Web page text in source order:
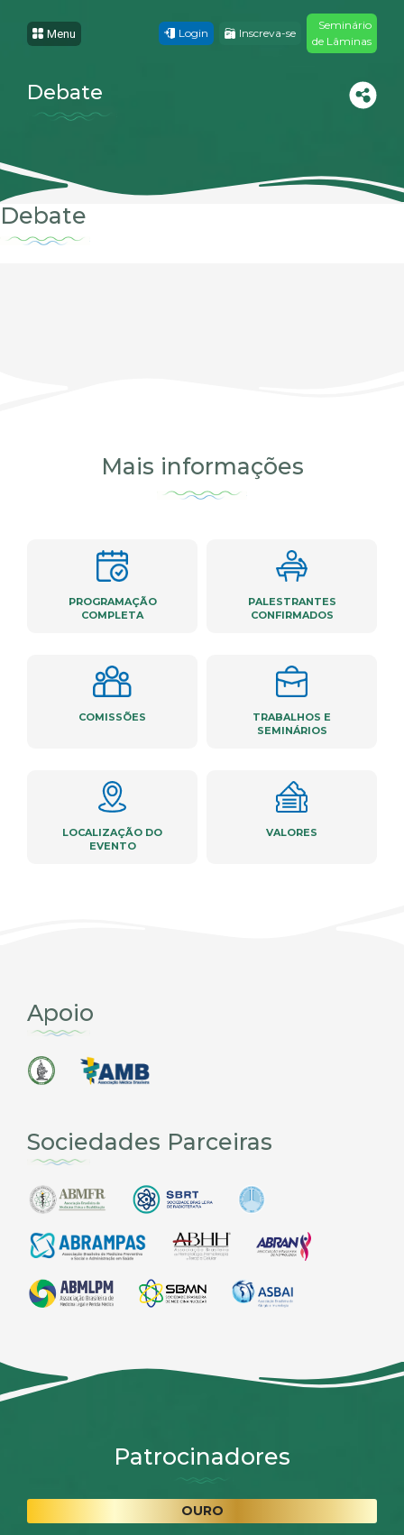
Debate
Menu Login Inscreva-se
Seminário
de Lâminas
Debate
Mais informações
PROGRAMAÇÃO
COMPLETA
PALESTRANTES
CONFIRMADOS
COMISSÕES
TRABALHOS E
SEMINÁRIOS
LOCALIZAÇÃO DO
EVENTO
VALORES
Apoio
Sociedades Parceiras
Patrocinadores
OURO